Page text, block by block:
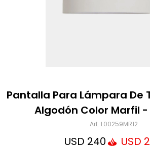
Pantalla Para Lámpara De
Algodón Color Marfil
L00259MR12
USD 240 USD
Mensaje